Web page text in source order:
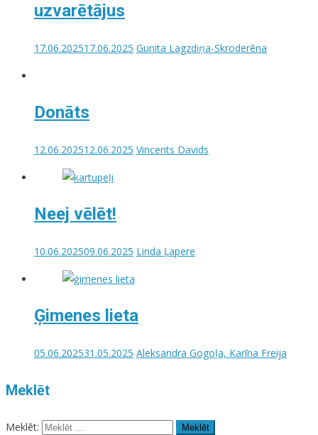
uzvarētājus
17.06.202517.06.2025 Gunita Lagzdiņa-Skroderēna
Donāts
12.06.202512.06.2025 Vincents Davids
Neej vēlēt!
10.06.202509.06.2025 Linda Ļapere
Ģimenes lieta
05.06.202531.05.2025 Aleksandra Gogoļa, Karīna Freija
Meklēt
Meklēt: